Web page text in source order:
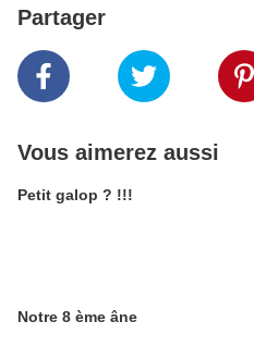
Partager
Vous aimerez aussi
Petit galop ? !!!
Notre 8 ème âne